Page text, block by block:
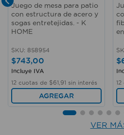
Juego de mesa para patio
con estructura de acero y
sogas entretejidas. - K
HOME
SKU: 858954
$743,00
Incluye IVA
12 cuotas de $61 91 sin interés
AGREGAR
$
12
VER